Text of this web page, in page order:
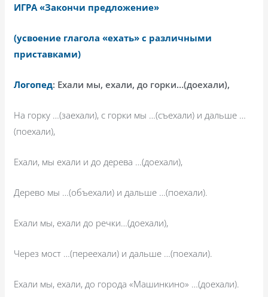
ИГРА «Закончи предложение»
(усвоение глагола «ехать» с различными
приставками)
Логопед: Ехали мы, ехали, до горки…(доехали),
На горку …(заехали), с горки мы …(съехали) и дальше …
(поехали),
Ехали, мы ехали и до дерева …(доехали),
Дерево мы …(объехали) и дальше …(поехали).
Ехали мы, ехали до речки…(доехали),
Через мост …(переехали) и дальше …(поехали).
Ехали мы, ехали, до города «Машинкино» …(доехали).